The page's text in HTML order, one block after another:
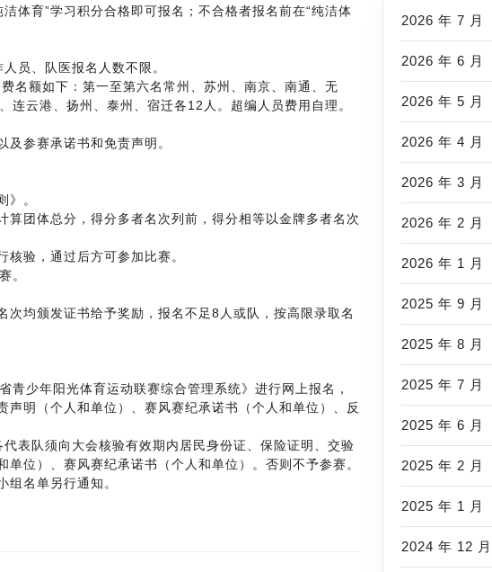
体育”学习积分合格即可报名；不合格者报名前在“纯洁体
员、队医报名人数不限。
名额如下：第一至第六名常州、苏州、南京、南通、无
云港、扬州、泰州、宿迁各12人。超编人员费用自理。
及参赛承诺书和免责声明。
》。
算团体总分，得分多者名次列前，得分相等以金牌多者名次
核验，通过后方可参加比赛。
。
次均颁发证书给予奖励，报名不足8人或队，按高限录取名
青少年阳光体育运动联赛综合管理系统》进行网上报名，
明（个人和单位）、赛风赛纪承诺书（个人和单位）、反
表队须向大会核验有效期内居民身份证、保险证明、交验
位）、赛风赛纪承诺书（个人和单位）。否则不予参赛。
名单另行通知。
2026 年 7 月
2026 年 6 月
2026 年 5 月
2026 年 4 月
2026 年 3 月
2026 年 2 月
2026 年 1 月
2025 年 9 月
2025 年 8 月
2025 年 7 月
2025 年 6 月
2025 年 2 月
2025 年 1 月
2024 年 12 月